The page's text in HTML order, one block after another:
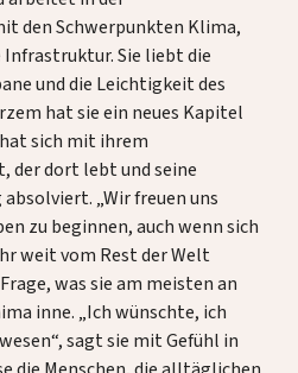
den Schwerpunkten Klima,
Sie liebt die
und die Leichtigkeit des
hat sie ein neues Kapitel
sich mit ihrem
der dort lebt und seine
„Wir freuen uns
zu beginnen, auch wenn sich
weit vom Rest der Welt
was sie am meisten an
inne. „Ich wünschte, ich
sagt sie mit Gefühl in